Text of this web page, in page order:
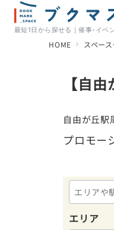
最短1日から探せる｜催事-イベ
HOME スペー
【自
自由が丘駅
プロモー
エリア